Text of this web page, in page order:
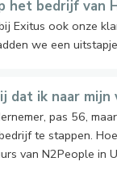
het bedrijf van
Exitus ook onze
we een
dat ik naar
pas 56,
te stappen.
van N2People in